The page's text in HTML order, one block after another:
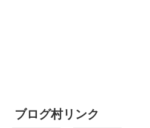
ブログ村リンク